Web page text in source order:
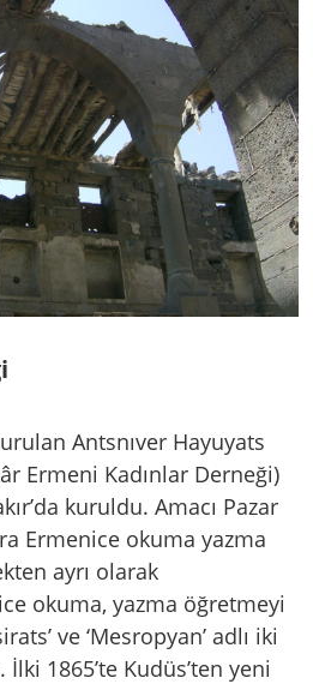
Antsnıver Hayuyats
Ermeni Kadınlar Derneği)
kuruldu. Amacı Pazar
Ermenice okuma yazma
ayrı olarak
okuma, yazma öğretmeyi
ve ‘Mesropyan’ adlı iki
1865’te Kudüs’ten yeni